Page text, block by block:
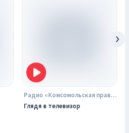
Радио «Комсомольская правда»
Глядя в телевизор